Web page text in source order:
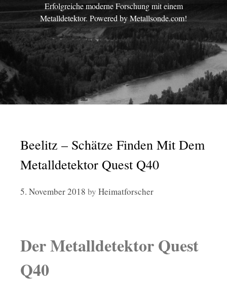
Erfolgreiche moderne Forschung mit einem
Metalldetektor. Powered by Metallsonde.com!
Beelitz – Schätze Finden Mit Dem
Metalldetektor Quest Q40
5. November 2018 by Heimatforscher
Der Metalldetektor Quest
Q40